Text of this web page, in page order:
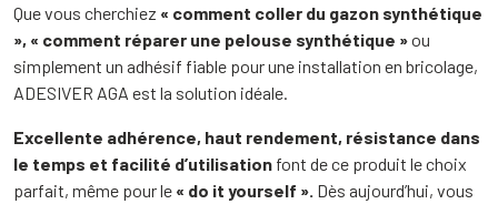
Que vous cherchiez « comment coller du gazon synthétique
», « comment réparer une pelouse synthétique »ou
simplement un adhésif fiable pour une installation en bricolage,
ADESIVER AGA est la solution idéale.
Excellente adhérence, haut rendement, résistance dans
le temps et facilité d’utilisation font de ce produit le choix
parfait, même pour le « do it yourself ». Dès aujourd’hui, vous